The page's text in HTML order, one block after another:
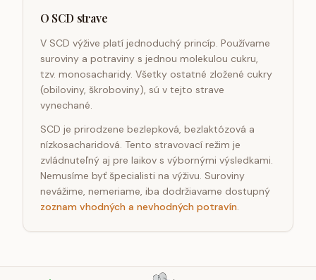
O SCD strave
V SCD výžive platí jednoduchý princíp. Používame
suroviny a potraviny s jednou molekulou cukru,
tzv. monosacharidy. Všetky ostatné zložené cukry
(obiloviny, škroboviny), sú v tejto strave
vynechané.
SCD je prirodzene bezlepková, bezlaktózová a
nízkosacharidová. Tento stravovací režim je
zvládnuteľný aj pre laikov s výbornými výsledkami.
Nemusíme byť špecialisti na výživu. Suroviny
nevážime, nemeriame, iba dodržiavame dostupný
zoznam vhodných a nevhodných potravín.